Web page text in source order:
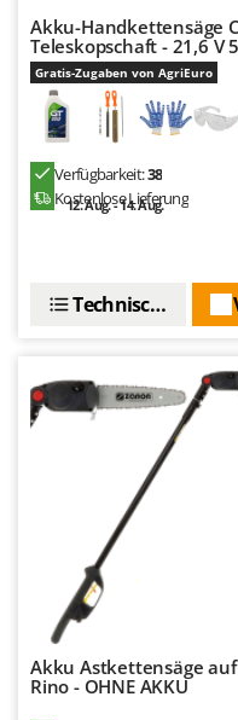
Akku-Handkettensäge
Teleskopschaft - 21,6 V
Gratis-Zugaben von AgriEuro
Verfügbarkeit:38
Kostenlose Lieferung
12. Aug. - 14. Aug.
Technische Daten
Akku Astkettensäge
Rino - OHNE AKKU